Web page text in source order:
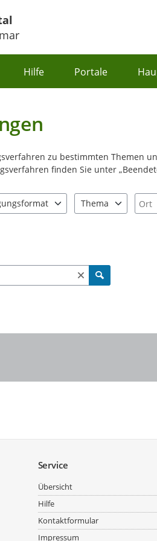
Hilfe Portale
zu bestimmten Themen
finden Sie unter
Thema
Ort
Service
Übersicht
Hilfe
Kontaktformular
Impressum